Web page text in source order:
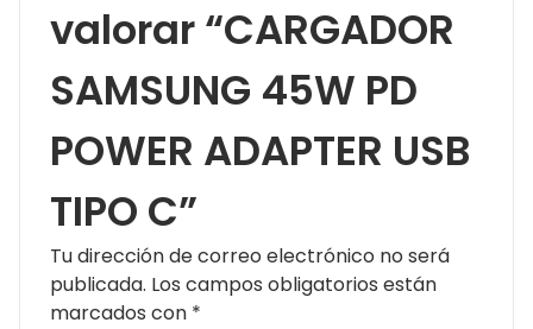
valorar “CARGADOR
SAMSUNG 45W PD
POWER ADAPTER USB
TIPO C”
Tu dirección de correo electrónico no será
publicada. Los campos obligatorios están
marcados con *